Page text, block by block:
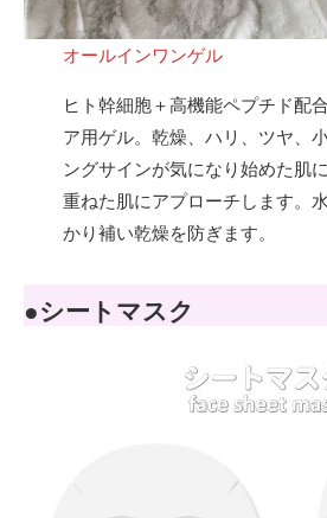
オールインワンゲル
ヒト幹細胞＋高機能ペプチド配
ア用ゲル。乾燥、ハリ、ツヤ、
ングサインが気になり始めた肌
重ねた肌にアプローチします。
かり補い乾燥を防ぎます。
●シートマスク